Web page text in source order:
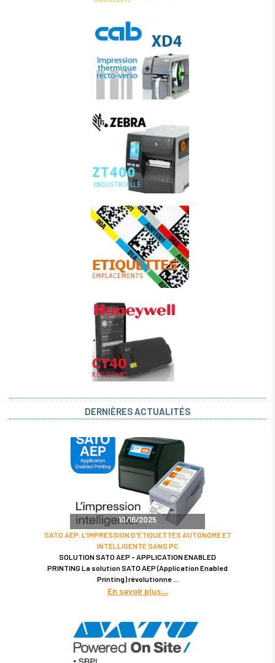
DERNIÈRES ACTUALITÉS
10/16/2025
SATO AEP: L'IMPRESSION D'ÉTIQUETTES AUTONOME ET
INTELLIGENTE SANS PC
SOLUTION SATO AEP - APPLICATION ENABLED
PRINTING La solution SATO AEP (Application Enabled
Printing) révolutionne
En savoir plus